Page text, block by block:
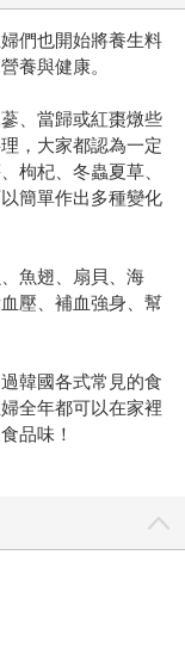
們也開始將養生料
養與健康。
、當歸或紅棗燉些
，大家都認為一定
枸杞、冬蟲夏草、
簡單作出多種變化
魚翅、扇貝、海
壓、補血強身、幫
韓國各式常見的食
全年都可以在家裡
品味！